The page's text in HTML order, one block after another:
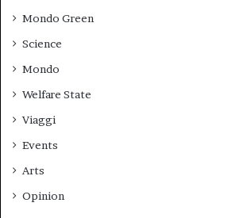
Mondo Green
Science
Mondo
Welfare State
Viaggi
Events
Arts
Opinion